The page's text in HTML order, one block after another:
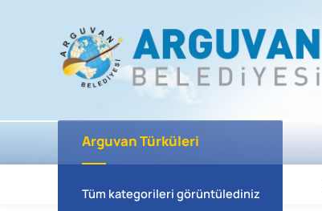
Arguvan Türküleri
Tüm kategorileri görüntülediniz